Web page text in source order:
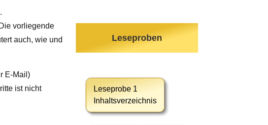
vorliegende
auch, wie und
E-Mail)
ist nicht
Leseproben
Leseprobe 1
Inhaltsverzeichnis